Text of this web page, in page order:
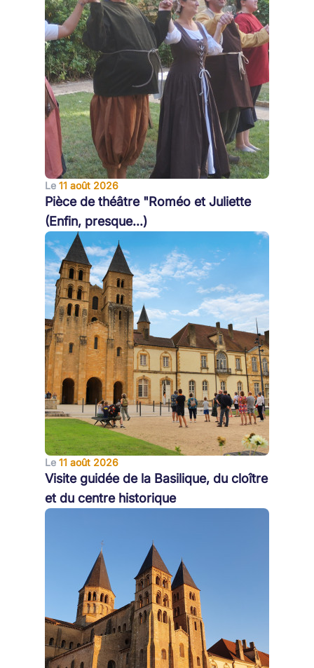
Le 11 août 2026
Pièce de théâtre "Roméo et Juliette
(Enfin, presque...)
Le 11 août 2026
Visite guidée de la Basilique, du cloître
et du centre historique